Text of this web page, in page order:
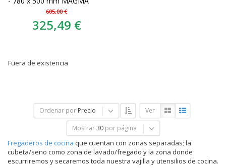
605,00 €
325,49 €
Fuera de existencia
Ordenar por Precio Ver
Mostrar 30 por página
Fregaderos de cocina que cuentan con zonas separadas; la
cubeta/seno como zona de lavado/fregado y la zona donde
escurriremos y secaremos toda nuestra vajilla y utensilios de cocina.